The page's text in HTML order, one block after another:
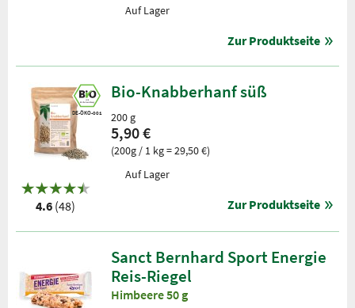
Auf Lager
Zur Produktseite
DE-ÖKO-001
4.6 (48)
Bio-Knabberhanf süß
200 g
5,90 €
(200g / 1 kg = 29,50 €)
Auf Lager
Zur Produktseite
Sanct Bernhard Sport Energie
Reis-Riegel
Himbeere 50 g